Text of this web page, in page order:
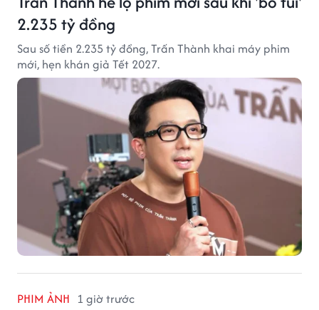
2.235 tỷ đồng
Sau số tiền 2.235 tỷ đồng, Trấn Thành khai máy phim
mới, hẹn khán giả Tết 2027.
PHIM ẢNH 1 giờ trước